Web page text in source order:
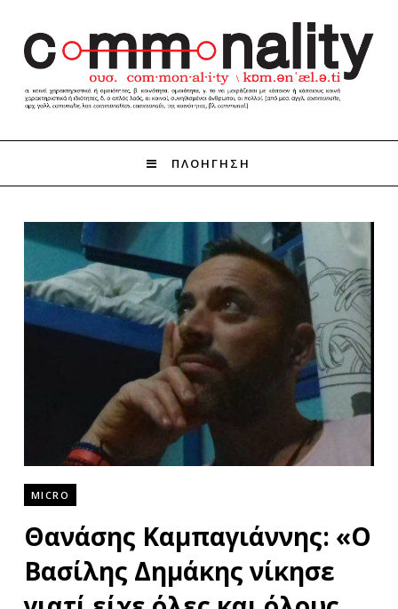
ΠΛΟΗΓΗΣΗ
MICRO
Θανάσης Καμπαγιάννης: «Ο
Βασίλης Δημάκης νίκησε